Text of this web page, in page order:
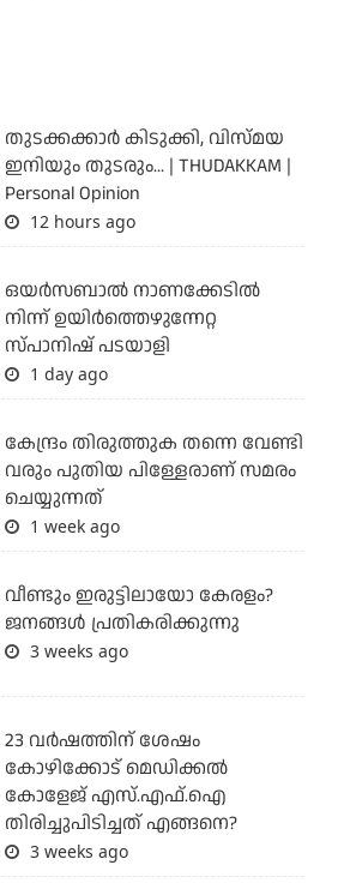
തുടക്കക്കാര്‍ കിടുക്കി, വിസ്മയ
ഇനിയും തുടരും... | THUDAKKAM |
Personal Opinion
12 hours ago
ഒയര്‍സബാൽ നാണക്കേടിൽ
നിന്ന് ഉയിർത്തെഴുന്നേറ്റ
സ്പാനിഷ് പടയാളി
1 day ago
കേന്ദ്രം തിരുത്തുക തന്നെ വേണ്ടി
വരും പുതിയ പിള്ളേരാണ് സമരം
ചെയ്യുന്നത്
1 week ago
വീണ്ടും ഇരുട്ടിലായോ കേരളം?
ജനങ്ങൾ പ്രതികരിക്കുന്നു
3 weeks ago
23 വർഷത്തിന് ശേഷം
കോഴിക്കോട് മെഡിക്കൽ
കോളേജ് എസ്.എഫ്.ഐ
തിരിച്ചുപിടിച്ചത് എങ്ങനെ?
3 weeks ago